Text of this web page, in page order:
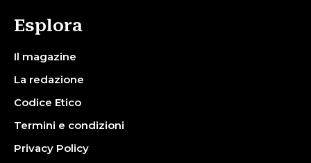
Esplora
Il magazine
La redazione
Codice Etico
Termini e condizioni
Privacy Policy